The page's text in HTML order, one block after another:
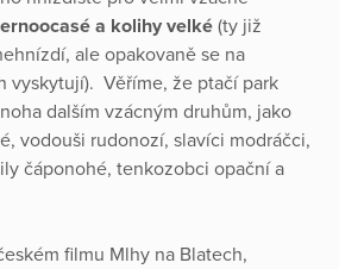
a kolihy velké (ty již
ale opakovaně se na
vyskytují). Věříme, že ptačí park
dalším vzácným druhům, jako
vodouši rudonozí, slavíci modráčci,
čáponohé, tenkozobci opační a
filmu Mlhy na Blatech,